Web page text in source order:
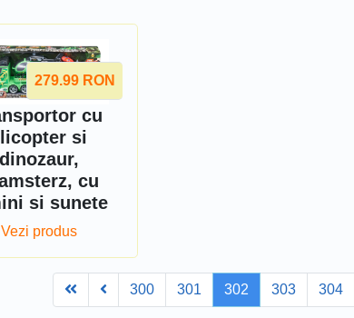
279.99 RON
cu
si
dinozaur,
cu
si sunete
Vezi produs
FirstPrev300 301 302 303 304